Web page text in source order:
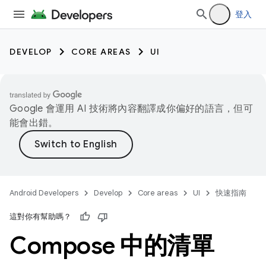
登入
DEVELOP CORE AREAS UI
Google 會運用 AI 技術將內容翻譯成你偏好的語言，但可
能會出錯。
Android Developers Develop Core areas UI 快速指南
這對你有幫助嗎？
Compose 中的清單